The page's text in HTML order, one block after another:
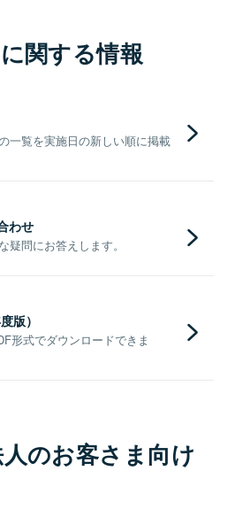
関する情報
一覧を実施日の新しい順に掲載
わせ
問にお答えします。
版）
形式でダウンロードできま
のお客さま向け